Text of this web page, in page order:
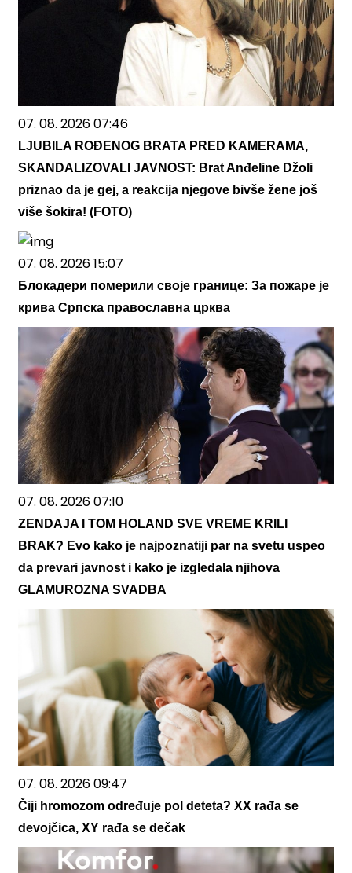
07. 08. 2026 07:46
LJUBILA ROĐENOG BRATA PRED KAMERAMA,
SKANDALIZOVALI JAVNOST: Brat Anđeline Džoli
priznao da je gej, a reakcija njegove bivše žene još
više šokira! (FOTO)
07. 08. 2026 15:07
Блокадери померили своје границе: За пожаре је
крива Српска православна црква
07. 08. 2026 07:10
ZENDAJA I TOM HOLAND SVE VREME KRILI
BRAK? Evo kako je najpoznatiji par na svetu uspeo
da prevari javnost i kako je izgledala njihova
GLAMUROZNA SVADBA
07. 08. 2026 09:47
Čiji hromozom određuje pol deteta? XX rađa se
devojčica, XY rađa se dečak